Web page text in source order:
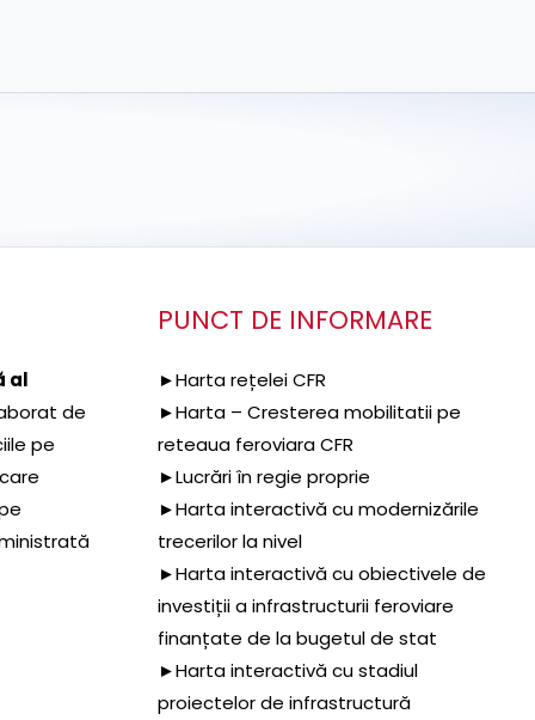
al
de
pe
PUNCT DE INFORMARE
►Harta rețelei CFR
►Harta – Cresterea mobilitatii pe
reteaua feroviara CFR
►Lucrări în regie proprie
►Harta interactivă cu modernizările
trecerilor la nivel
►Harta interactivă cu obiectivele de
investiții a infrastructurii feroviare
finanțate de la bugetul de stat
►Harta interactivă cu stadiul
proiectelor de infrastructură